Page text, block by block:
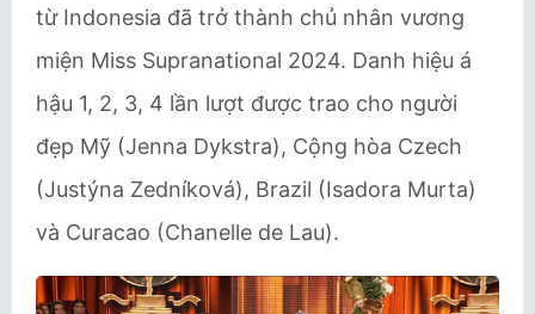
từ Indonesia đã trở thành chủ nhân vương
miện Miss Supranational 2024. Danh hiệu á
hậu 1, 2, 3, 4 lần lượt được trao cho người
đẹp Mỹ (Jenna Dykstra), Cộng hòa Czech
(Justýna Zedníková), Brazil (Isadora Murta)
và Curacao (Chanelle de Lau).